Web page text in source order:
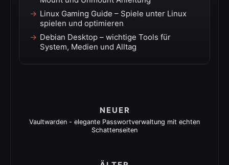
Linux Gaming Guide – Spiele unter Linux
spielen und optimieren
Debian Desktop – wichtige Tools für
System, Medien und Alltag
NEUER
Vaultwarden - elegante Passwortverwaltung mit echten
Schattenseiten